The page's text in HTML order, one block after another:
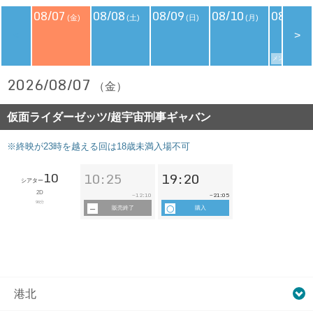
08/07 (金) 08/08 (土) 08/09 (日) 08/10 (月) 08/11
メンバーズデイ
>
2026/08/07 （金）
仮面ライダーゼッツ/超宇宙刑事ギャバン
※終映が23時を越える回は18歳未満入場不可
シアター10
2D
96分
10:25
~ 12:10
販売終了
19:20
~21:05
購入
港北